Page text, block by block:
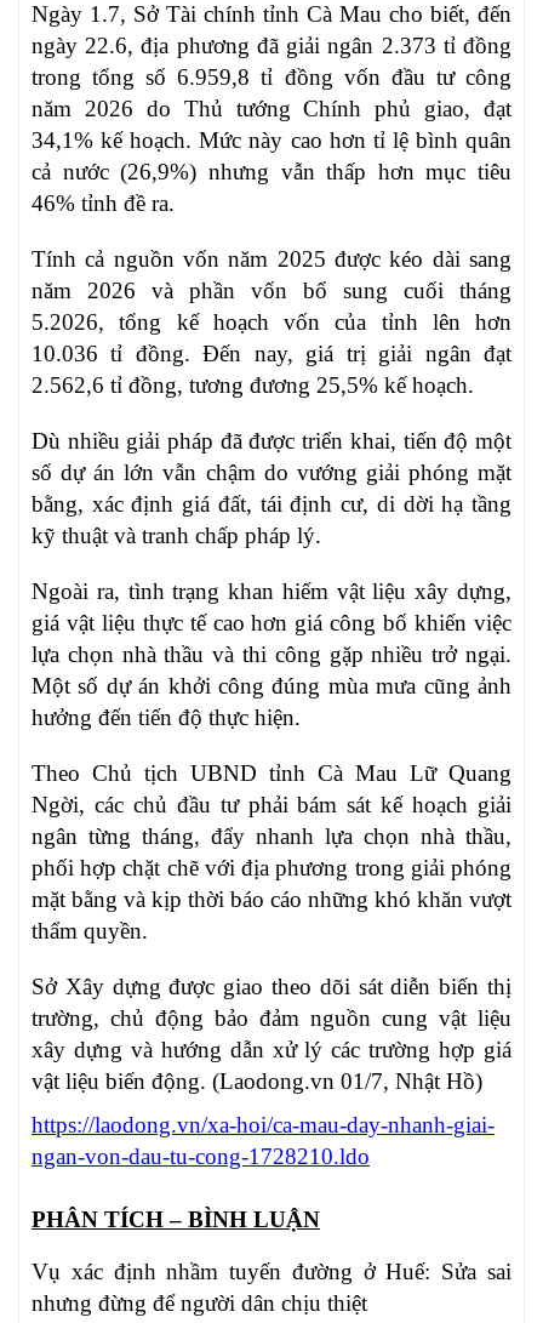
Ngày 1.7, Sở Tài chính tỉnh Cà Mau cho biết, đến
ngày 22.6, địa phương đã giải ngân 2.373 tỉ đồng
trong tổng số 6.959,8 tỉ đồng vốn đầu tư công
năm 2026 do Thủ tướng Chính phủ giao, đạt
34,1% kế hoạch. Mức này cao hơn tỉ lệ bình quân
cả nước (26,9%) nhưng vẫn thấp hơn mục tiêu
46% tỉnh đề ra.
Tính cả nguồn vốn năm 2025 được kéo dài sang
năm 2026 và phần vốn bổ sung cuối tháng
5.2026, tổng kế hoạch vốn của tỉnh lên hơn
10.036 tỉ đồng. Đến nay, giá trị giải ngân đạt
2.562,6 tỉ đồng, tương đương 25,5% kế hoạch.
Dù nhiều giải pháp đã được triển khai, tiến độ một
số dự án lớn vẫn chậm do vướng giải phóng mặt
bằng, xác định giá đất, tái định cư, di dời hạ tầng
kỹ thuật và tranh chấp pháp lý.
Ngoài ra, tình trạng khan hiếm vật liệu xây dựng,
giá vật liệu thực tế cao hơn giá công bố khiến việc
lựa chọn nhà thầu và thi công gặp nhiều trở ngại.
Một số dự án khởi công đúng mùa mưa cũng ảnh
hưởng đến tiến độ thực hiện.
Theo Chủ tịch UBND tỉnh Cà Mau Lữ Quang
Ngời, các chủ đầu tư phải bám sát kế hoạch giải
ngân từng tháng, đẩy nhanh lựa chọn nhà thầu,
phối hợp chặt chẽ với địa phương trong giải phóng
mặt bằng và kịp thời báo cáo những khó khăn vượt
thẩm quyền.
Sở Xây dựng được giao theo dõi sát diễn biến thị
trường, chủ động bảo đảm nguồn cung vật liệu
xây dựng và hướng dẫn xử lý các trường hợp giá
vật liệu biến động. (Laodong.vn 01/7, Nhật Hồ)
https://laodong.vn/xa-hoi/ca-mau-day-nhanh-giai-
ngan-von-dau-tu-cong-1728210.ldo
PHÂN TÍCH – BÌNH LUẬN
Vụ xác định nhầm tuyến đường ở Huế: Sửa sai
nhưng đừng để người dân chịu thiệt